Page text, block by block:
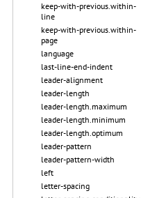
keep-with-previous.within-
line
keep-with-previous.within-
page
language
last-line-end-indent
leader-alignment
leader-length
leader-length.maximum
leader-length.minimum
leader-length.optimum
leader-pattern
leader-pattern-width
left
letter-spacing